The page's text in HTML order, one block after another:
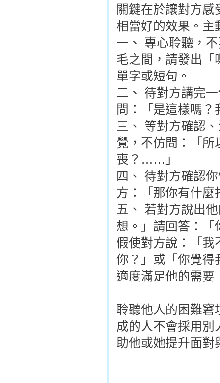
關鍵在於讓對方
相當好的效果。主
一、 專心聆聽，
毛之間，請發出「
單字或短句。
二、 待對方講完
問：「是這樣嗎
三、 等對方確認
覺，不仿問：「所
喪？……」
四、 待對方確認
方：「那你有什麼
五、 若對方說出
想。」請回答：「
假使對方說：「我
你？」或「你覺得
適度滿足他的需要
聆聽他人的困難窘
成的人不會採用別
助他或她提升面對